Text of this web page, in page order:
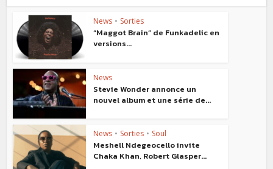
News • Sorties
“Maggot Brain” de Funkadelic en
versions...
News
Stevie Wonder annonce un
nouvel album et une série de...
News • Sorties • Soul
Meshell Ndegeocello invite
Chaka Khan, Robert Glasper...